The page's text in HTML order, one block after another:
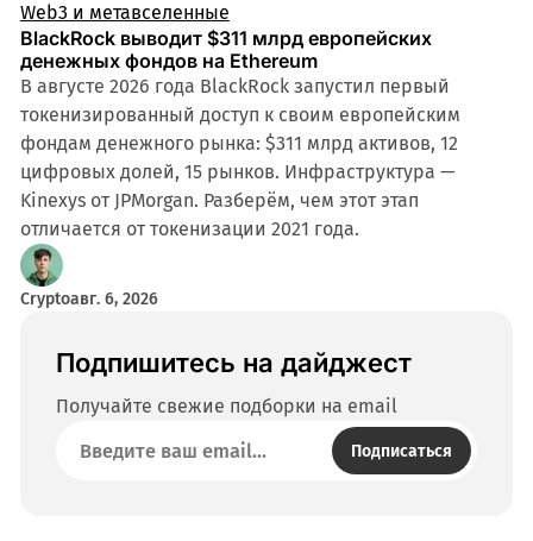
Web3 и метавселенные
BlackRock выводит $311 млрд европейских
денежных фондов на Ethereum
В августе 2026 года BlackRock запустил первый
токенизированный доступ к своим европейским
фондам денежного рынка: $311 млрд активов, 12
цифровых долей, 15 рынков. Инфраструктура —
Kinexys от JPMorgan. Разберём, чем этот этап
отличается от токенизации 2021 года.
Cryptoавг. 6, 2026
Подпишитесь на дайджест
Получайте свежие подборки на email
Подписаться